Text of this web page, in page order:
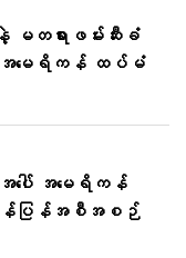
မတရားဖမ်းဆီးခံ
အမေရိကန် ထပ်မံ
ေါ် အမေရိကန်
ပြန်အစီအစဉ်